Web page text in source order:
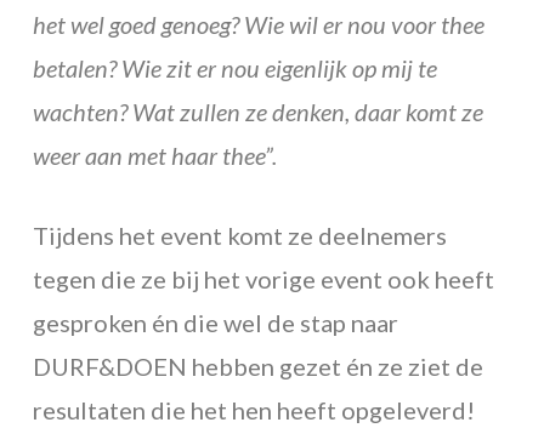
het wel goed genoeg? Wie wil er nou voor thee
betalen? Wie zit er nou eigenlijk op mij te
wachten? Wat zullen ze denken, daar komt ze
weer aan met haar thee”.
Tijdens het event komt ze deelnemers
tegen die ze bij het vorige event ook heeft
gesproken én die wel de stap naar
DURF&DOEN hebben gezet én ze ziet de
resultaten die het hen heeft opgeleverd!